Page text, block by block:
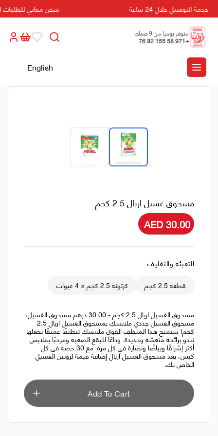
خدمة التوصيل خلال 24 ساعة شحن مجاني للطلبات التي
متوفر يوميا من 9 صباحا
الى 5 مسائا
+971 58 155 92 76
English
مسحوق غسيل اريال 2.5 كجم
AED 30.00
التعبئة والتغليف
قطعة 2.5 كجم
كرتونة 2.5 كجم × 4 عبوات
مسحوق الغسيل اريال 2.5 كجم - 30.00 درهم مسحوق الغسيل،
مسحوق الغسيل جددي ملابسك بمسحوق الغسيل اريال 2.5
كجم! سيمنح هذا المنظف القوي ملابسك تنظيفًا عميقًا يجعلها
تبدو برائحة منعشة وجديدة. وداعًا للبقع الصعبة ومرحبًا بملابس
أكثر إشراقًا وبياضًا ونضارة في كل مرة. مع 30 حصة في كل
كيس، يعد مسحوق الغسيل اريال إضافة قيمة لروتين الغسيل
الخاص بك.
Add To Cart